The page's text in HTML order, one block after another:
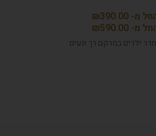
₪
₪
ילדים במרקם רך ונעים